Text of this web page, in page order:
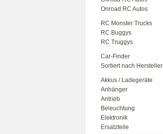
Onroad RC Autos
RC Monster Trucks
RC Buggys
RC Truggys
Car-Finder
Sortiert nach Hersteller
Akkus / Ladegeräte
Anhänger
Antrieb
Beleuchtung
Elektronik
Ersatzteile